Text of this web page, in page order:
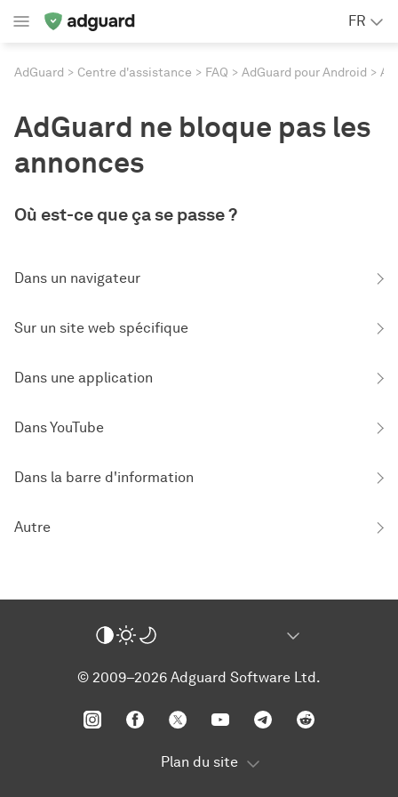
FR
AdGuard Centre d'assistance FAQ AdGuard pour Android
AdGuard ne bloque pas les
annonces
Où est-ce que ça se passe ?
Dans un navigateur
Sur un site web spécifique
Dans une application
Dans YouTube
Dans la barre d'information
Autre
© 2009–2026 Adguard Software Ltd.
Plan du site